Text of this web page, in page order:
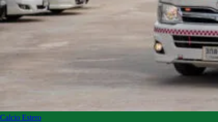
Calcio Estero